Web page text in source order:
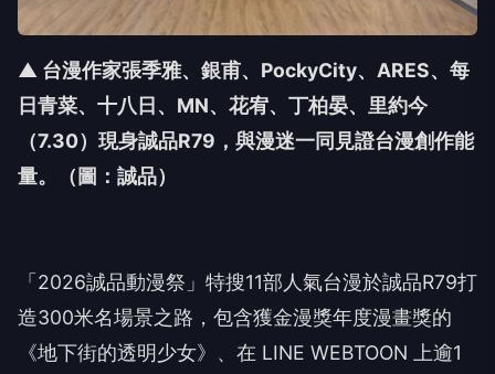
▲ 台漫作家張季雅、銀甫、PockyCity、ARES、每
日青菜、十八日、MN、花宥、丁柏晏、里約今
（7.30）現身誠品R79，與漫迷一同見證台漫創作能
量。（圖：誠品）
「2026誠品動漫祭」特搜11部人氣台漫於誠品R79打
造300米名場景之路，包含獲金漫獎年度漫畫獎的
《地下街的透明少女》、在 LINE WEBTOON 上逾1